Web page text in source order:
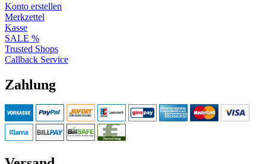
Konto erstellen
Merkzettel
Kasse
SALE %
Trusted Shops
Callback Service
Zahlung